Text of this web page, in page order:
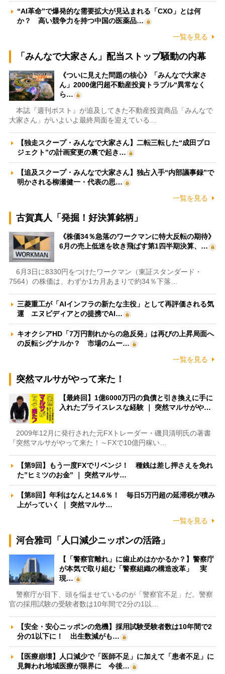
“AI革命”で爆発的な需要拡大が見込まれる「CXO」とは何
か？ 高い競争力を持つ中国の医薬品…
一覧を見る
「みんなで大家さん」配当ストップ騒動の内幕
《ついに見えた問題の核心》「みんなで大家さ
ん」2000億円超不動産投資トラブル“異常なく
ら…
本誌『週刊ポスト』が追及してきた不動産投資商品「みんなで
大家さん」がいよいよ最終局面を迎えている…
【独走スクープ・みんなで大家さん】二転三転した“成田プロ
ジェクト”の計画変更の裏で起き…
【追及スクープ・みんなで大家さん】独占入手“内部議事録”で
明かされる柳瀬健一・代表の思…
一覧を見る
古賀真人「発掘！好決算銘柄」
《株価34％急落のワークマンに特大反転の期待》
6月の売上低迷を吹き飛ばす第1四半期決算、…
6月3日に8330円をつけたワークマン（東証スタンダード・
7564）の株価は、わずか1カ月あまりで約34％下落…
三菱重工が「AIインフラの新たな主役」として再評価される気
運 エヌビディアとの提携でAI…
キオクシアHD「7万円割れからの急反発」は再びの上昇局面へ
の反転シグナルか？ 市場のムー…
一覧を見る
突然マルサがやって来た！
【最終回】1億6000万円の負債と引き換えに手に
入れたプライスレスな経験 ｜ 突然マルサがや…
2009年12月に発行された元FXトレーダー・磯貝清明氏の著書
『突然マルサがやって来た！～FXで10億円稼い…
【第9回】もう一度FXでリベンジ！ 種銭は差し押さえを免れ
た”ヒミツのお金” ｜ 突然マルサ…
【第8回】年利はなんと14.6％！ 毎日5万円超の延滞税が積み
上がっていく ｜ 突然マルサ…
一覧を見る
河合雅司「人口減少ニッポンの活路」
【「警察官離れ」に歯止めはかかるか？】警察庁
が本気で取り組む「警察組織の構造改革」 実
現…
警察庁が目下、頭を悩ませているのが「警察官不足」だ。警察
官の採用試験の受験者数は10年間で2分の1以…
【安全・安心ニッポンの危機】採用試験受験者数は10年間で2
分の1以下に！ 出生数減がも…
【医療崩壊】人口減少で「医師不足」に加えて「患者不足」に
見舞われ地域医療が限界に 今後…